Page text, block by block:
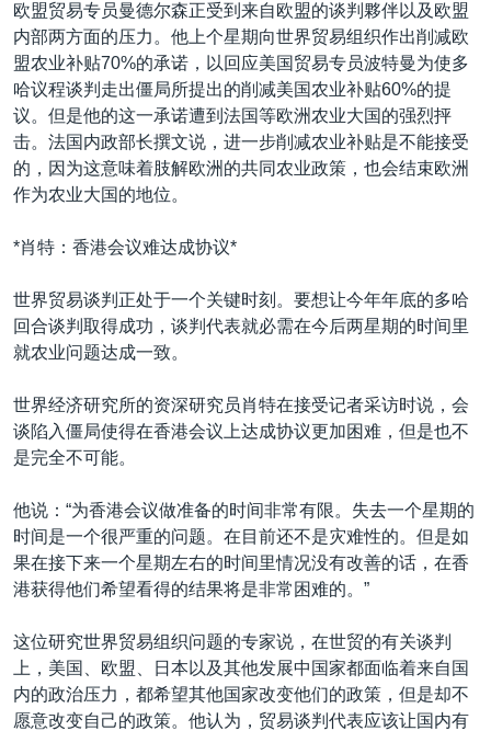
关注西藏
关注新疆
GEN Z 看美国
欧盟贸易专员曼德尔森正受到来自欧盟的谈判夥伴以及欧盟
内部两方面的压力。他上个星期向世界贸易组织作出削减欧
盟农业补贴70%的承诺，以回应美国贸易专员波特曼为使多
哈议程谈判走出僵局所提出的削减美国农业补贴60%的提
议。但是他的这一承诺遭到法国等欧洲农业大国的强烈抨
击。法国内政部长撰文说，进一步削减农业补贴是不能接受
的，因为这意味着肢解欧洲的共同农业政策，也会结束欧洲
作为农业大国的地位。
*肖特：香港会议难达成协议*
世界贸易谈判正处于一个关键时刻。要想让今年年底的多哈
回合谈判取得成功，谈判代表就必需在今后两星期的时间里
就农业问题达成一致。
世界经济研究所的资深研究员肖特在接受记者采访时说，会
谈陷入僵局使得在香港会议上达成协议更加困难，但是也不
是完全不可能。
他说：“为香港会议做准备的时间非常有限。失去一个星期的
时间是一个很严重的问题。在目前还不是灾难性的。但是如
果在接下来一个星期左右的时间里情况没有改善的话，在香
港获得他们希望看得的结果将是非常困难的。”
这位研究世界贸易组织问题的专家说，在世贸的有关谈判
上，美国、欧盟、日本以及其他发展中国家都面临着来自国
内的政治压力，都希望其他国家改变他们的政策，但是却不
愿意改变自己的政策。他认为，贸易谈判代表应该让国内有